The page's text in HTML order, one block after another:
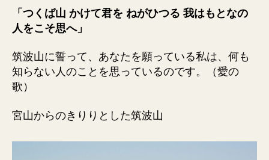
「つくば山 かけて君を ねがひつる 我はもとなの
人をこそ思へ」
筑波山に誓って、あなたを願っている私は、何も
知らない人のことを思っているのです。（愛の
歌）
宮山からのきりりとした筑波山